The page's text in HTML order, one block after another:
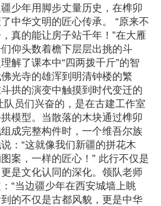
少年用脚步丈量历史，在榫卯
中华文明的匠心传承。 “原来不
真的能让房子站千年！”在大雁
仰头数着檐下层层出挑的斗
解了课本中“四两拨千斤”的智
光寺的雄浑到明清钟楼的繁
拱的演变中触摸到时代变迁的
队员们兴奋的，是在古建工作室
模型。当散落的木块通过榫卯
成完整构件时，一个维吾尔族
：“这就像我们新疆的拼花木
案，一样的匠心！” 此行不仅是
是文化认同的深化。领队老师
“当边疆少年在西安城墙上眺
的不仅是古都风貌，更是中华